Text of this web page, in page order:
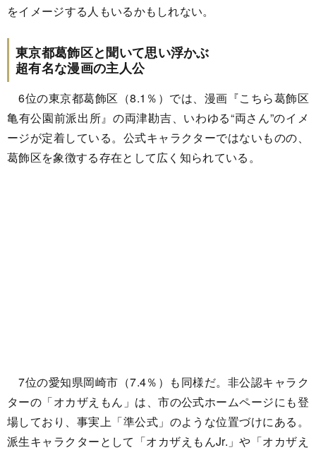
をイメージする人もいるかもしれない。
東京都葛飾区と聞いて思い浮かぶ
超有名な漫画の主人公
6位の東京都葛飾区（8.1％）では、漫画『こちら葛飾区
亀有公園前派出所』の両津勘吉、いわゆる“両さん”のイメ
ージが定着している。公式キャラクターではないものの、
葛飾区を象徴する存在として広く知られている。
7位の愛知県岡崎市（7.4％）も同様だ。非公認キャラク
ターの「オカザえもん」は、市の公式ホームページにも登
場しており、事実上「準公式」のような位置づけにある。
派生キャラクターとして「オカザえもんJr.」や「オカザえ